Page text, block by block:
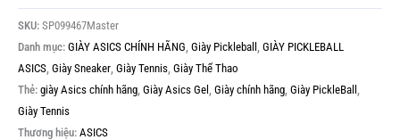
SKU: SP099467Master
Danh mục: GIÀY ASICS CHÍNH HÃNG Giày Pickleball GIÀY PICKLEBALL
ASICS Giày Sneaker Giày Tennis Giày Thể Thao
Thẻ: giày Asics chính hãng Giày Asics Gel Giày chính hãng Giày PickleBall
Giày Tennis
Thương hiệu: ASICS